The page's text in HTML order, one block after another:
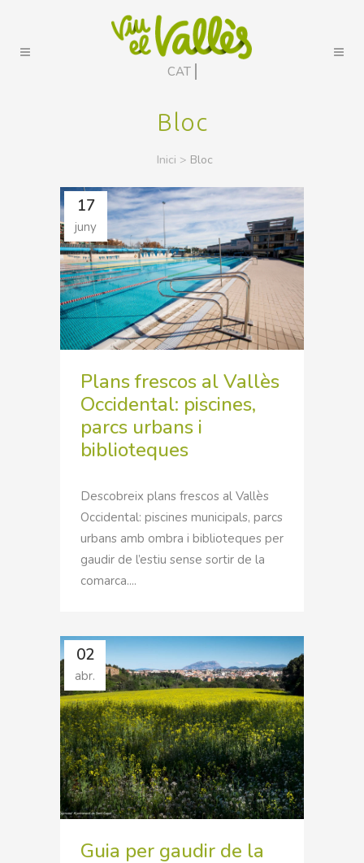
CAT
Bloc
Inici > Bloc
17
juny
Plans frescos al Vallès
Occidental: piscines,
parcs urbans i
biblioteques
Descobreix plans frescos al Vallès
Occidental: piscines municipals, parcs
urbans amb ombra i biblioteques per
gaudir de l’estiu sense sortir de la
comarca....
02
abr.
Guia per gaudir de la